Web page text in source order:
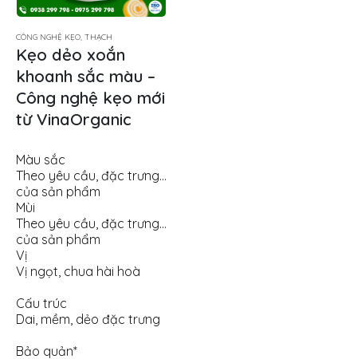
CÔNG NGHỆ KẸO, THẠCH
Kẹo dẻo xoắn
khoanh sắc màu –
Công nghệ kẹo mới
từ VinaOrganic
Màu sắc
Theo yêu cầu, đặc trưng
của sản phẩm
Mùi
Theo yêu cầu, đặc trưng
của sản phẩm
Vị
Vị ngọt, chua hài hoà
Cấu trúc
Dai, mềm, dẻo đặc trưng
Bảo quản*